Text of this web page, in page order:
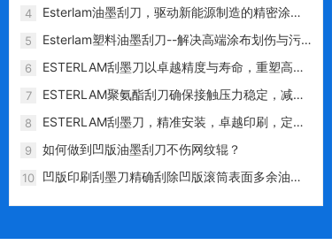
4
Esterlam油墨刮刀，驱动新能源制造的精密涂层
专家
5
Esterlam塑料油墨刮刀--解决高端涂布划伤与污
染难题的革新利器
6
ESTERLAM刮墨刀以卓越精度与寿命，重塑高端
印刷性价比标杆
7
ESTERLAM聚氨酯刮刀确保接触压力稳定，减少
对网纹辊的磨损
8
ESTERLAM刮墨刀，精准安装，卓越印刷，定义
行业高标准
9 如何做到凹版油墨刮刀不伤网纹辊？
10
凹版印刷刮墨刀精确刮除凹版滚筒表面多余油